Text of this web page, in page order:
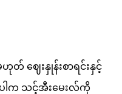
ဈေးနှုန်းစာရင်းနှင့်
ါက သင့်အီးမေးလ်ကို